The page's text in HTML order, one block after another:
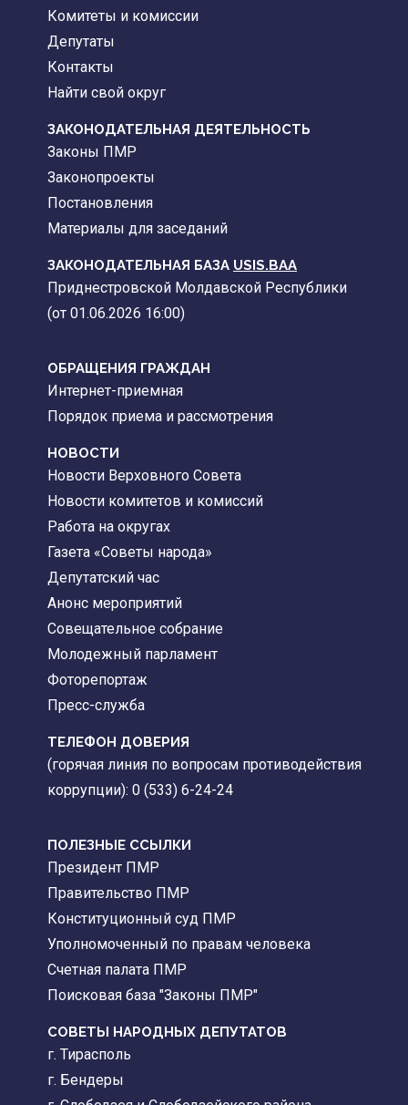
Комитеты и комиссии
Депутаты
Контакты
Найти свой округ
ЗАКОНОДАТЕЛЬНАЯ ДЕЯТЕЛЬНОСТЬ
Законы ПМР
Законопроекты
Постановления
Материалы для заседаний
ЗАКОНОДАТЕЛЬНАЯ БАЗА USIS.BAA
Приднестровской Молдавской Республики
(от 01.06.2026 16:00)
ОБРАЩЕНИЯ ГРАЖДАН
Интернет-приемная
Порядок приема и рассмотрения
НОВОСТИ
Новости Верховного Совета
Новости комитетов и комиссий
Работа на округах
Газета «Советы народа»
Депутатский час
Анонс мероприятий
Совещательное собрание
Молодежный парламент
Фоторепортаж
Пресс-служба
ТЕЛЕФОН ДОВЕРИЯ
(горячая линия по вопросам противодействия
коррупции): 0 (533) 6-24-24
ПОЛЕЗНЫЕ ССЫЛКИ
Президент ПМР
Правительство ПМР
Конституционный суд ПМР
Уполномоченный по правам человека
Счетная палата ПМР
Поисковая база "Законы ПМР"
СОВЕТЫ НАРОДНЫХ ДЕПУТАТОВ
г. Тирасполь
г. Бендеры